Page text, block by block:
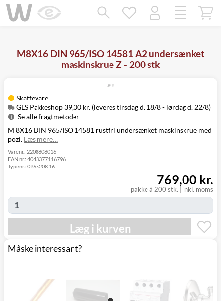
M8X16 DIN 965/ISO 14581 A2 undersænket
maskinskrue Z - 200 stk
Skaffevare
GLS Pakkeshop 39,00 kr. (leveres tirsdag d. 18/8 - lørdag d. 22/8)
Se alle fragtmetoder
Metode
Pris
Leveres
GLS
GLS Erhverv 49,00 kr.
Tirsdag d. 18/8
-
Click&Collect i
(9230)
0,00 kr.
- fredag d. 21/8
M 8X16 DIN 965/ISO 14581 rustfri undersænket maskinskrue med
pozi. Læs mere…
Varenr.: 2208808016
EAN nr.: 4043377116796
Typenr.: 0965208 16
pakke á 200 stk. inkl. moms
769,00 kr.
Læg i kurven
Måske interessant?
Mangler chatten?
Ret samtykke!